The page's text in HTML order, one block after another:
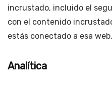
incrustado, incluido el
con el contenido
estás conectado a esa web.
Analítica